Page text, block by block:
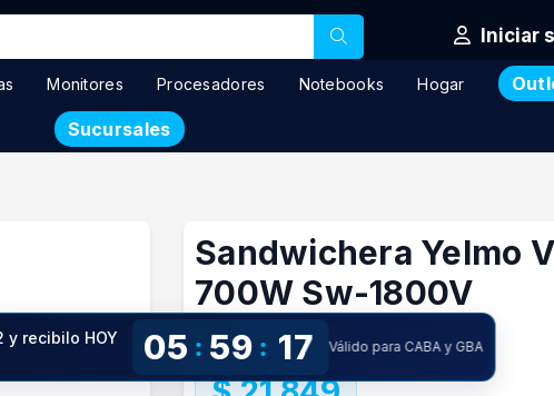
Iniciar
Monitores Procesadores Notebooks Hogar
Sucursales
Sandwichera Yelmo
700W Sw-1800V
En stock
y recibilo HOY
05 : 59 : 17 Válido para CABA y GBA